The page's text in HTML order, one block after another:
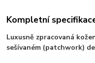
Kompletní
Luxusně zpracovaná
sešívaném (patchwork)